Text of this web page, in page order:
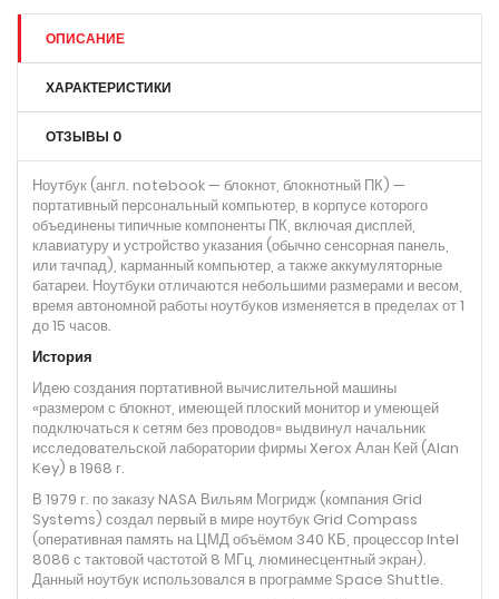
ОПИСАНИЕ
ХАРАКТЕРИСТИКИ
ОТЗЫВЫ 0
Ноутбук (англ. notebook — блокнот, блокнотный ПК) —
портативный персональный компьютер, в корпусе которого
объединены типичные компоненты ПК, включая дисплей,
клавиатуру и устройство указания (обычно сенсорная панель,
или тачпад), карманный компьютер, а также аккумуляторные
батареи. Ноутбуки отличаются небольшими размерами и весом,
время автономной работы ноутбуков изменяется в пределах от 1
до 15 часов.
История
Идею создания портативной вычислительной машины
«размером с блокнот, имеющей плоский монитор и умеющей
подключаться к сетям без проводов» выдвинул начальник
исследовательской лаборатории фирмы Xerox Алан Кей (Alan
Key) в 1968 г.
В 1979 г. по заказу NASA Вильям Могридж (компания Grid
Systems) создал первый в мире ноутбук Grid Compass
(оперативная память на ЦМД объёмом 340 КБ, процессор Intel
8086 с тактовой частотой 8 МГц, люминесцентный экран).
Данный ноутбук использовался в программе Space Shuttle.